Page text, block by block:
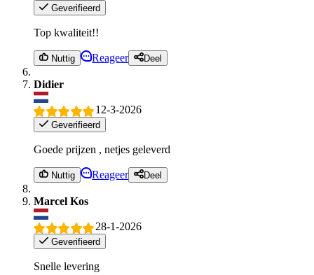
Geverifieerd
Top kwaliteit!!
Nuttig Reageer Deel
Didier
12-3-2026
Geverifieerd
Goede prijzen , netjes geleverd
Nuttig Reageer Deel
Marcel Kos
28-1-2026
Geverifieerd
Snelle levering